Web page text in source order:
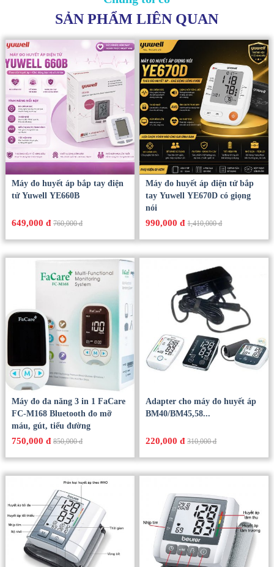
SẢN PHẨM LIÊN QUAN
Máy đo huyết áp bắp tay điện
tử Yuwell YE660B
649,000 đ 760,000 đ
Máy đo huyết áp điện tử bắp
tay Yuwell YE670D có giọng
nói
990,000 đ 1,410,000 đ
Máy đo đa năng 3 in 1 FaCare
FC-M168 Bluetooth đo mỡ
máu, gút, tiểu đường
750,000 đ 850,000 đ
Adapter cho máy đo huyết áp
BM40/BM45,58...
220,000 đ 310,000 đ